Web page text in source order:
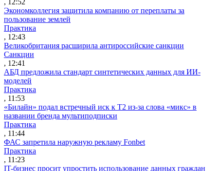
Экономколлегия защитила компанию от переплаты за
пользование землей
Практика
, 12:43
Великобритания расширила антироссийские санкции
Санкции
, 12:41
АБД предложила стандарт синтетических данных для ИИ-
моделей
Практика
, 11:53
«Билайн» подал встречный иск к Т2 из-за слова «микс» в
названии бренда мультиподписки
Практика
, 11:44
ФАС запретила наружную рекламу Fonbet
Практика
, 11:23
IT-бизнес просит упростить использование данных граждан